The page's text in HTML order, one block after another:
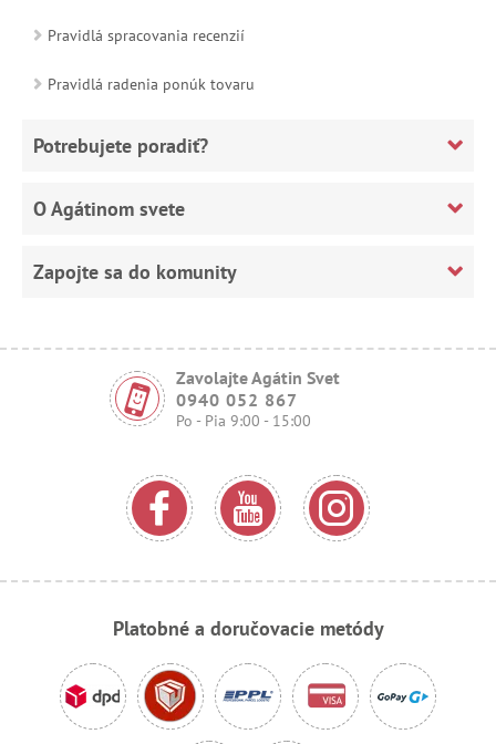
Pravidlá spracovania recenzií
Pravidlá radenia ponúk tovaru
Potrebujete poradiť?
O Agátinom svete
Zapojte sa do komunity
Zavolajte Agátin Svet
0940 052 867
Po - Pia 9:00 - 15:00
Platobné a doručovacie metódy